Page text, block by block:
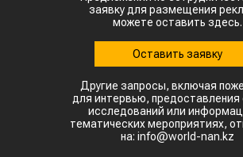
заявку для размещения
можете оставить здесь.
Оставить заявку
Другие запросы, включая
для интервью, предоставления
исследований или
тематических мероприятиях,
на: info@world-nan.kz